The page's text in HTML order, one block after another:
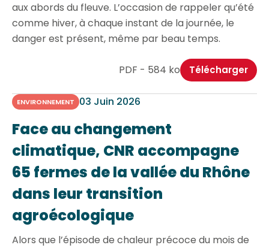
aux abords du fleuve. L’occasion de rappeler qu’été
comme hiver, à chaque instant de la journée, le
danger est présent, même par beau temps.
PDF - 584 ko Télécharger
ENVIRONNEMENT 03 Juin 2026
Face au changement
climatique, CNR accompagne
65 fermes de la vallée du Rhône
dans leur transition
agroécologique
Alors que l’épisode de chaleur précoce du mois de